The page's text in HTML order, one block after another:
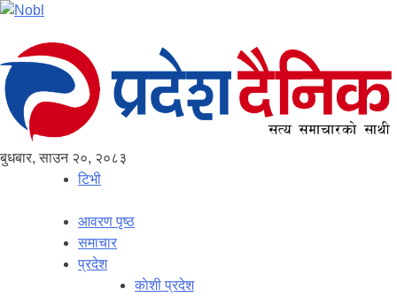
बुधबार, साउन २०, २०८३
टिभी
आवरण पृष्‍ठ
समाचार
प्रदेश
काेशी प्रदेश